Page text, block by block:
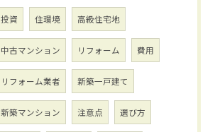
投資 住環境 高級住宅地
中古マンション リフォーム 費用
リフォーム業者 新築一戸建て
新築マンション 注意点 選び方